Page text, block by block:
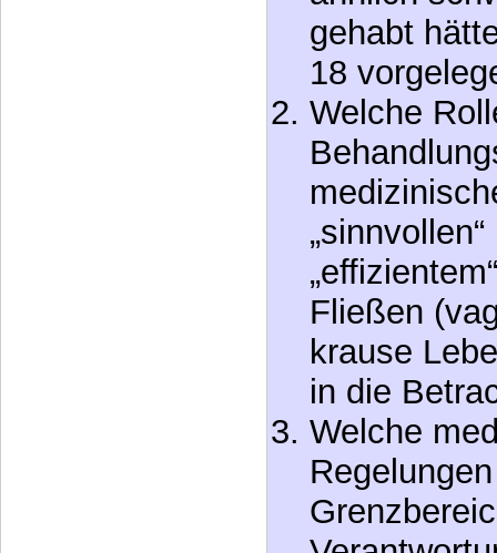
Um wie viel
seinem
unterstützt
ähnlich
gehabt
18
Welche
Fließen
krause